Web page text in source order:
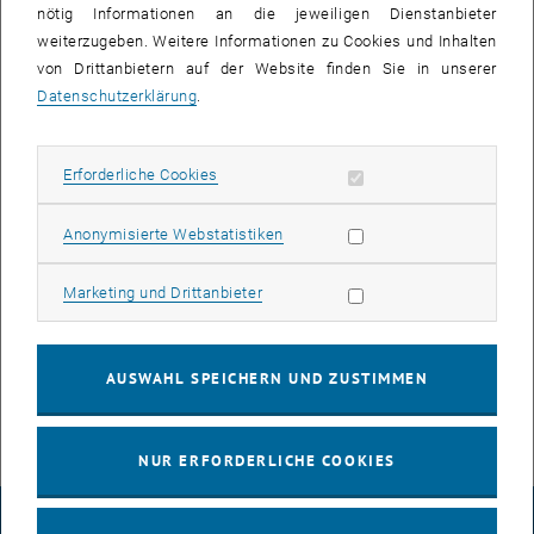
21 Juli 2025
22 Juli 2025
23 Juli 2025
24 Juli 202525 Juli 2025
26 Juli 202527 Juli 2025
28
28 Juli 2025
29
29 Juli 2025
30
30 Juli 2025
31
31 Juli 2025
1
1 August 2025
2
2 August 2025
3
3 August 2025
EVENT HINZUFÜGEN
nötig Informationen an die jeweiligen Dienstanbieter
weiterzugeben. Weitere Informationen zu Cookies und Inhalten
von Drittanbietern auf der Website finden Sie in unserer
Datenschutzerklärung
Erforderliche Cookies Erforderliche Cookies zulassen
Anonymisierte WebstatistikenStatistik Cookies zulassen
Marketing und DrittanbieterMarketing Cookies zulassen
AUSWAHL SPEICHERN UND ZUSTIMMEN
NUR ERFORDERLICHE COOKIES